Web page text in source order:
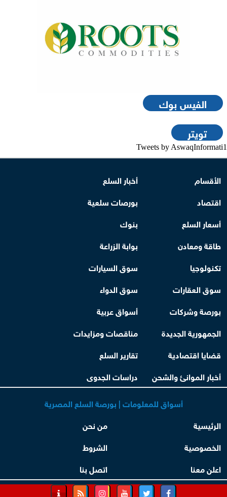
الفيس بوك
تويتر
Tweets by AswaqInformati1
الأقسام
أخبار السلع
اقتصاد
بورصات سلعية
أسعار السلع
بنوك
طاقة ومعادن
بوابة الزراعة
تكنولوجيا
سوق السيارات
سوق العقارات
سوق الدواء
بورصة وشركات
أسواق عربية
الجمهورية الجديدة
مناقصات ومزايدات
قضايا اقتصادية
تقارير السلع
أخبار الموانئ والشحن
دراسات الجدوى
أسواق للمعلومات | بورصة السلع المصرية
الرئيسية
من نحن
الخصوصية
الشروط
اعلن معنا
اتصل بنا